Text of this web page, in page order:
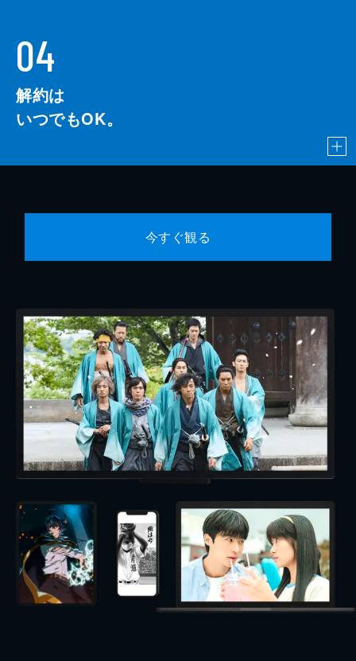
04
解約は
いつでもOK。
今すぐ観る